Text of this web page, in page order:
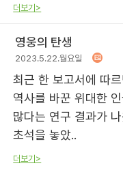
더보기>
영웅의 탄생
2023.5.22.월요일
최근 한 보고서에 따르
역사를 바꾼 위대한
많다는 연구 결과가
초석을 놓았..
더보기>